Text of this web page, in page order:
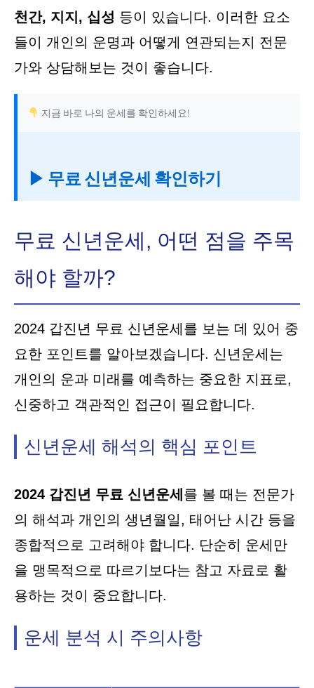
천간, 지지, 십성 등이 있습니다. 이러한 요소
들이 개인의 운명과 어떻게 연관되는지 전문
가와 상담해보는 것이 좋습니다.
지금 바로 나의 운세를 확인하세요!
▶ 무료 신년운세 확인하기
무료 신년운세, 어떤 점을 주목
해야 할까?
2024 갑진년 무료 신년운세를 보는 데 있어 중
요한 포인트를 알아보겠습니다. 신년운세는
개인의 운과 미래를 예측하는 중요한 지표로,
신중하고 객관적인 접근이 필요합니다.
신년운세 해석의 핵심 포인트
2024 갑진년 무료 신년운세 를 볼 때는 전문가
의 해석과 개인의 생년월일, 태어난 시간 등을
종합적으로 고려해야 합니다. 단순히 운세만
을 맹목적으로 따르기보다는 참고 자료로 활
용하는 것이 중요합니다.
운세 분석 시 주의사항